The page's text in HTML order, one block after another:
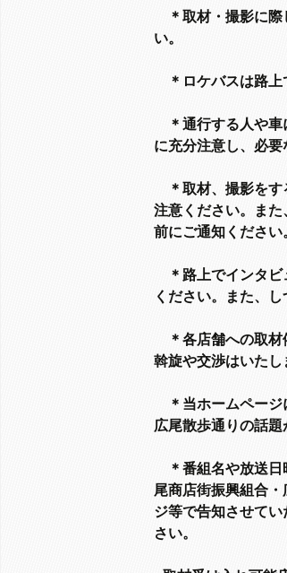
＊取材・撮影に
い。
＊ ロケバスは路
＊通行する人や車
に充分注意し、必要
＊ 取材、撮影を
注意ください。ま
前にご通知ください
＊路上でインタ
ください。また、
＊各店舗への取材
斡旋や交渉はいたし
＊ 当ホームペー
広尾散歩通りの話題
＊ 番組名や放送
尾商店街振興組合・
ジ等で告知させて
さい。